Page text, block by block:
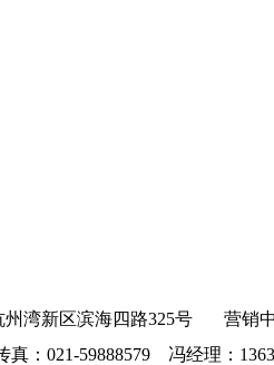
州湾新区滨海四路325号 营销
：021-59888579 冯经理：